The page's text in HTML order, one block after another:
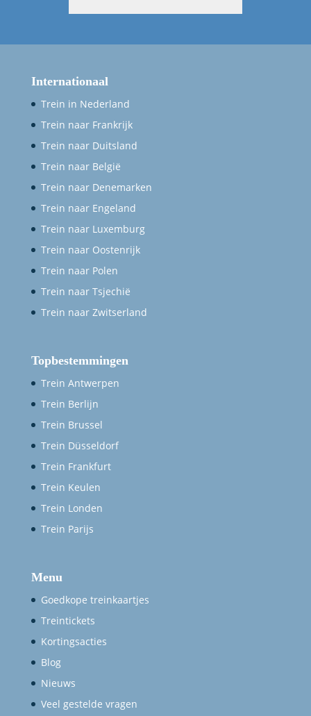
Internationaal
Trein in Nederland
Trein naar Frankrijk
Trein naar Duitsland
Trein naar België
Trein naar Denemarken
Trein naar Engeland
Trein naar Luxemburg
Trein naar Oostenrijk
Trein naar Polen
Trein naar Tsjechië
Trein naar Zwitserland
Topbestemmingen
Trein Antwerpen
Trein Berlijn
Trein Brussel
Trein Düsseldorf
Trein Frankfurt
Trein Keulen
Trein Londen
Trein Parijs
Menu
Goedkope treinkaartjes
Treintickets
Kortingsacties
Blog
Nieuws
Veel gestelde vragen